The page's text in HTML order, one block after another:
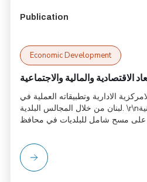
Publication
Economic Development
الاقتصادية والمالية والاجتماعية
الادارية وتطبيقاته العملية في
لبنان من خلال المجالس البلدية. \r\nنفذت الباحثة دراسة ميدانية